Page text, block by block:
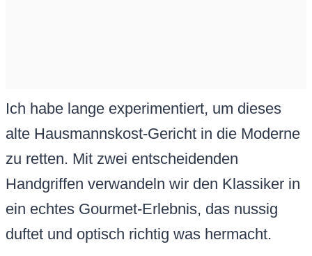
Ich habe lange experimentiert, um dieses
alte Hausmannskost-Gericht in die Moderne
zu retten. Mit zwei entscheidenden
Handgriffen verwandeln wir den Klassiker in
ein echtes Gourmet-Erlebnis, das nussig
duftet und optisch richtig was hermacht.